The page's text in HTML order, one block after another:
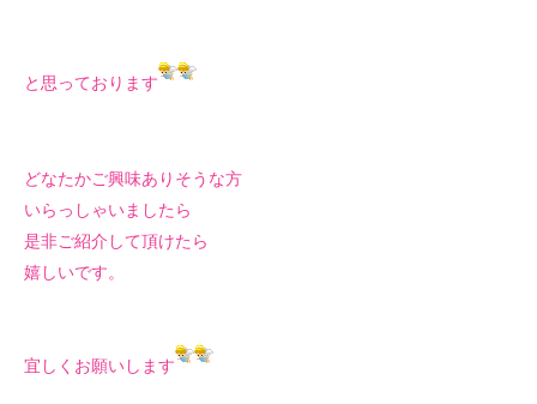
と思っております
どなたかご興味ありそうな方
いらっしゃいましたら
是非ご紹介して頂けたら
嬉しいです。
宜しくお願いします